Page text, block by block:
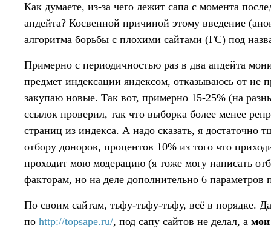
Как думаете, из-за чего лежит сапа с момента
апдейта? Косвенной причиной этому введение
алгоритма борьбы с плохими сайтами (ГС) под
Примерно с периодичностью раз в два апдейта
предмет индексации яндексом, отказываюсь от не
закупаю новые. Так вот, примерно 15-25% (на
ссылок проверил, так что выборка более менее
страниц из индекса. А надо сказать, я достаточно
отбору доноров, процентов 10% из того что
проходит мою модерацию (я тоже могу написать
факторам, но на деле дополнительно 6 параметров
По своим сайтам, тьфу-тьфу-тьфу, всё в порядке.
по http://topsape.ru/, под сапу сайтов не делал, а